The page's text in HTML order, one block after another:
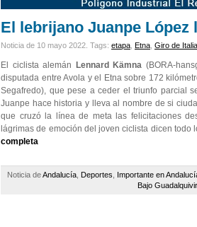
El lebrijano Juanpe
Noticia de 10 mayo 2022. Tags: etapa Etna Giro de Italia
El ciclista alemán Lennard Kämna (BORA-
disputada entre Avola y el Etna sobre 172
Segafredo), que pese a ceder el triunfo parcial
Juanpe hace historia y lleva al nombre de si
que cruzó la línea de meta las felicitaciones
lágrimas de emoción del joven ciclista dicen
completa
Noticia deAndalucía Deportes Importante en
Bajo Guadalquivir